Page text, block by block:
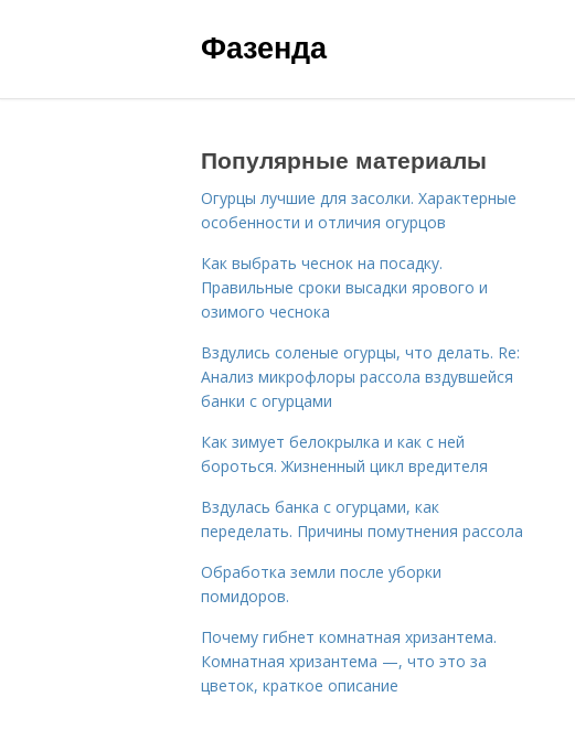
Фазенда
Популярные материалы
Огурцы лучшие для засолки. Характерные
особенности и отличия огурцов
Как выбрать чеснок на посадку.
Правильные сроки высадки ярового и
озимого чеснока
Вздулись соленые огурцы, что делать. Re:
Анализ микрофлоры рассола вздувшейся
банки с огурцами
Как зимует белокрылка и как с ней
бороться. Жизненный цикл вредителя
Вздулась банка с огурцами, как
переделать. Причины помутнения рассола
Обработка земли после уборки
помидоров.
Почему гибнет комнатная хризантема.
Комнатная хризантема —, что это за
цветок, краткое описание